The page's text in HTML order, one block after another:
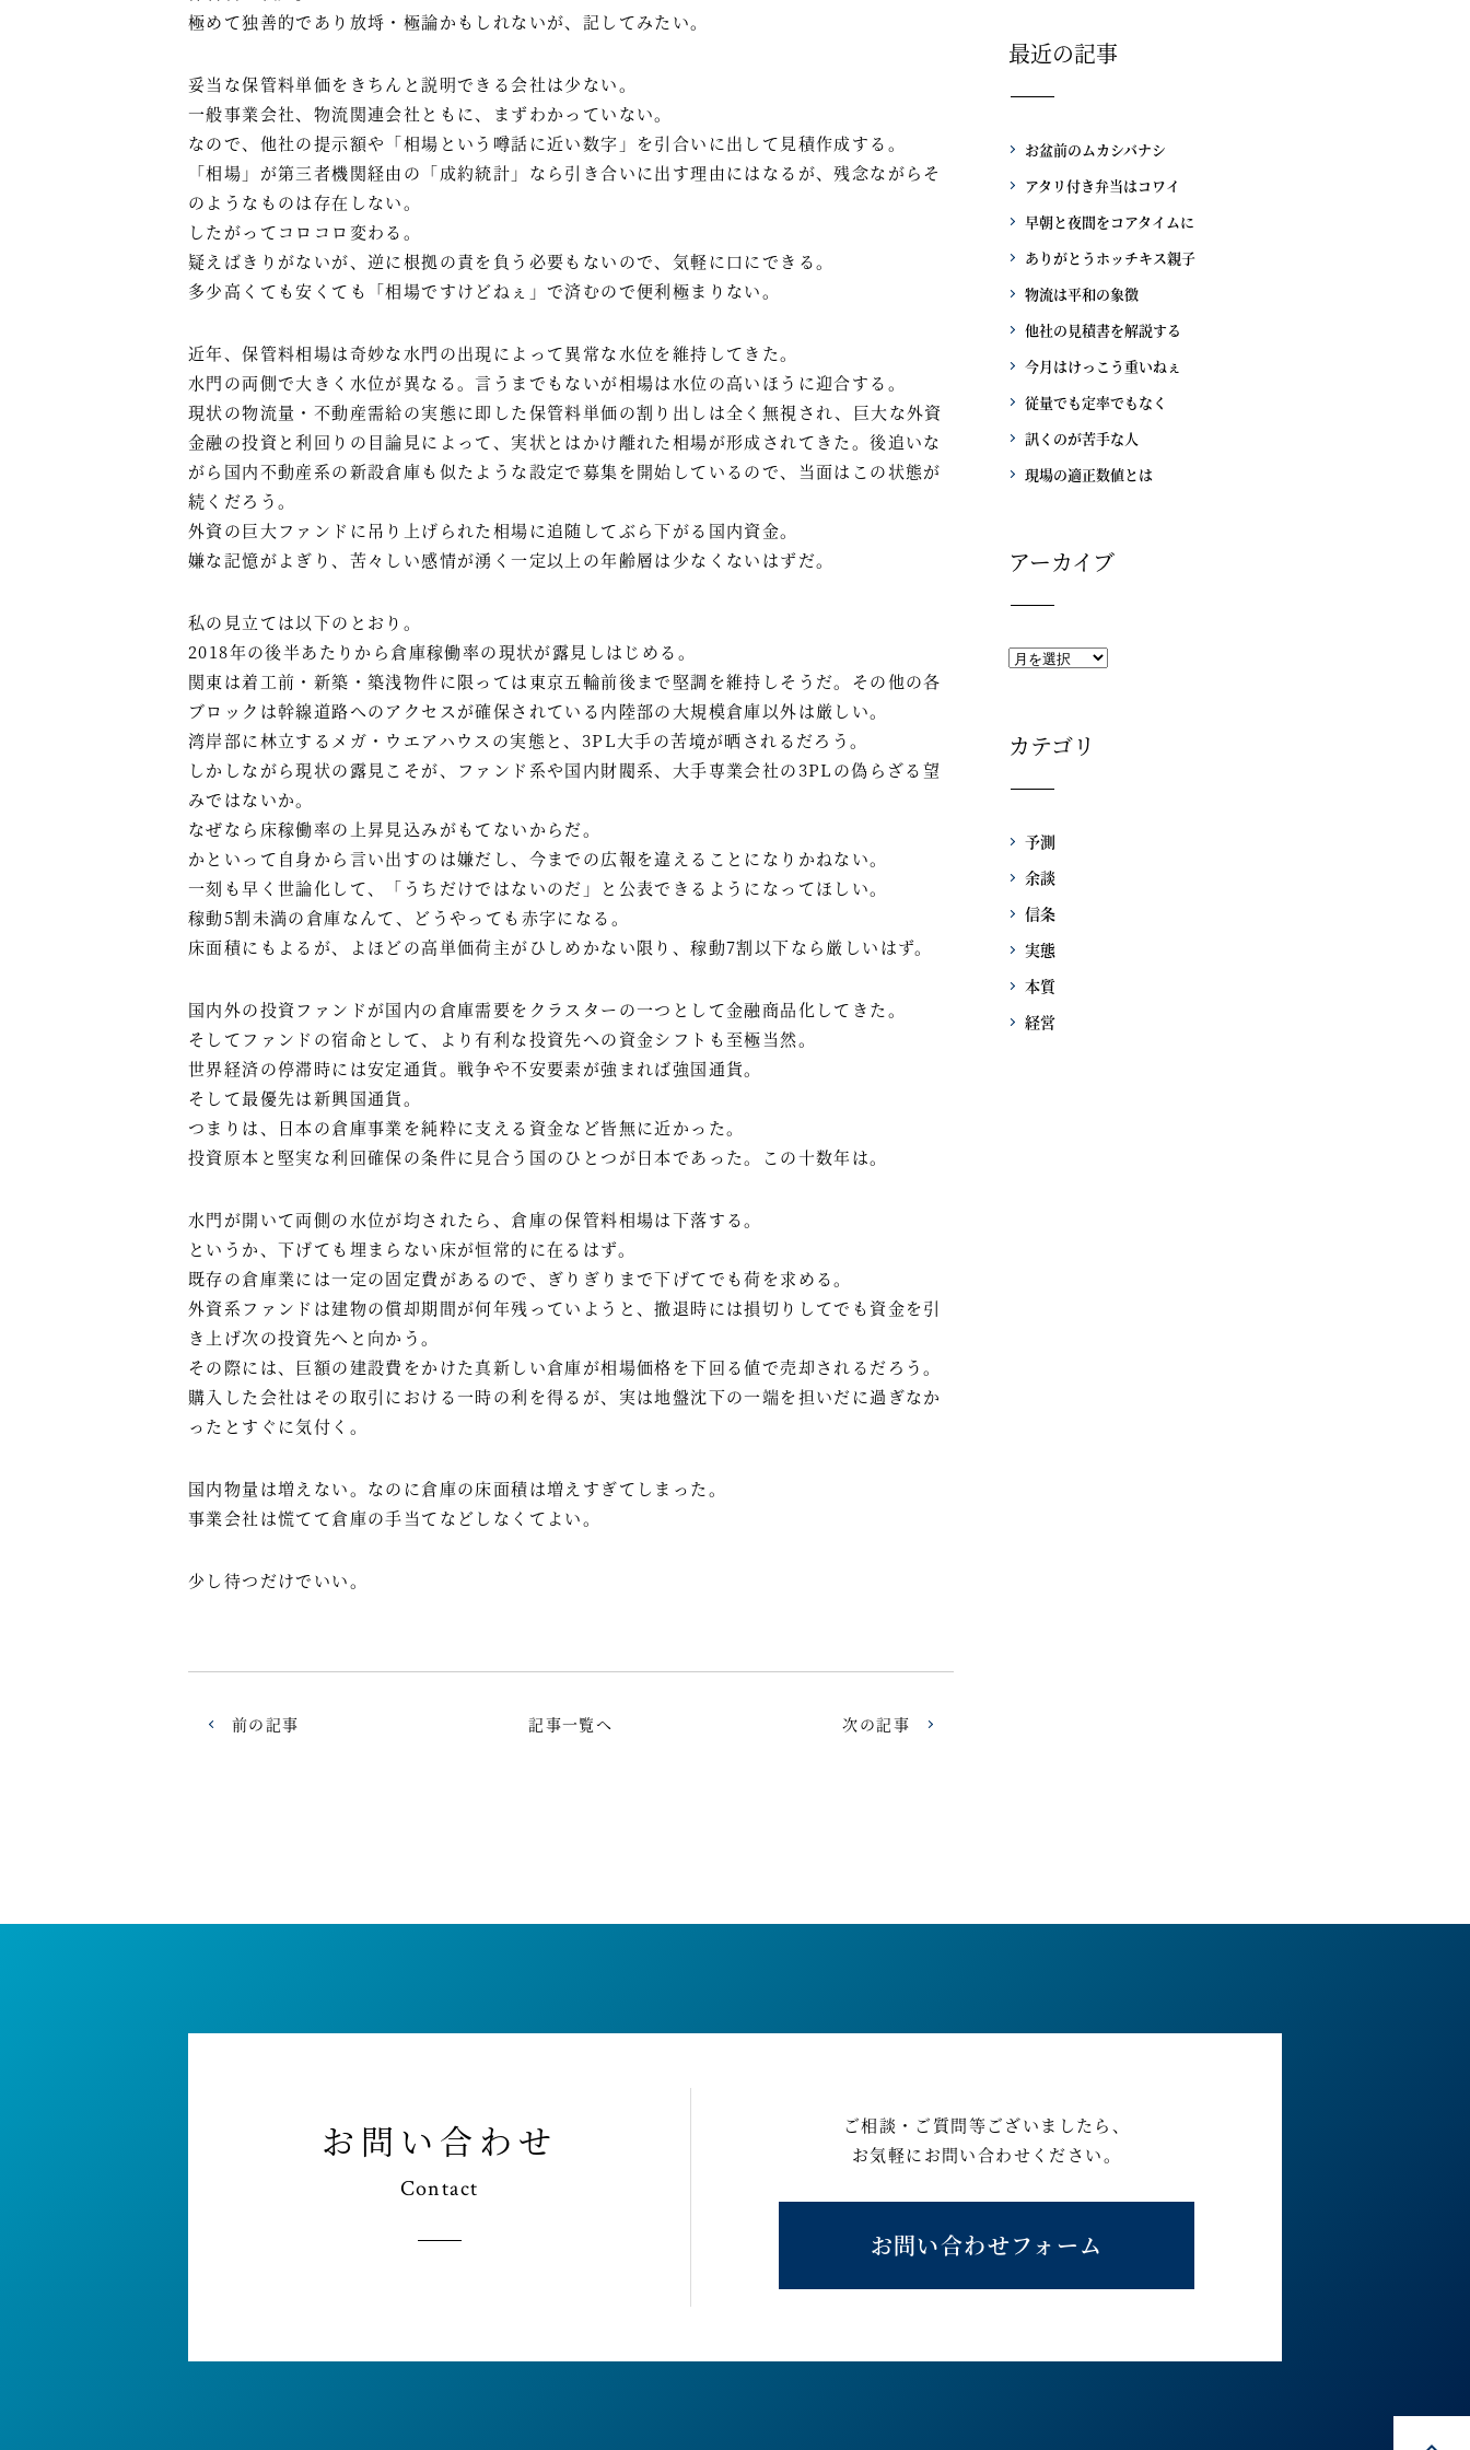
極めて独善的であり放埓・極論かもしれないが、記してみたい。
妥当な保管料単価をきちんと説明できる会社は少ない。
一般事業会社、物流関連会社ともに、まずわかっていない。
なので、他社の提示額や「相場という噂話に近い数字」を引合いに出して見積作成する。
「相場」が第三者機関経由の「成約統計」なら引き合いに出す理由にはなるが、残念ながらそ
のようなものは存在しない。
したがってコロコロ変わる。
疑えばきりがないが、逆に根拠の責を負う必要もないので、気軽に口にできる。
多少高くても安くても「相場ですけどねぇ」で済むので便利極まりない。
近年、保管料相場は奇妙な水門の出現によって異常な水位を維持してきた。
水門の両側で大きく水位が異なる。言うまでもないが相場は水位の高いほうに迎合する。
現状の物流量・不動産需給の実態に即した保管料単価の割り出しは全く無視され、巨大な外資
金融の投資と利回りの目論見によって、実状とはかけ離れた相場が形成されてきた。後追いな
がら国内不動産系の新設倉庫も似たような設定で募集を開始しているので、当面はこの状態が
続くだろう。
外資の巨大ファンドに吊り上げられた相場に追随してぶら下がる国内資金。
嫌な記憶がよぎり、苦々しい感情が湧く一定以上の年齢層は少なくないはずだ。
私の見立ては以下のとおり。
2018年の後半あたりから倉庫稼働率の現状が露見しはじめる。
関東は着工前・新築・築浅物件に限っては東京五輪前後まで堅調を維持しそうだ。その他の各
ブロックは幹線道路へのアクセスが確保されている内陸部の大規模倉庫以外は厳しい。
湾岸部に林立するメガ・ウエアハウスの実態と、3PL大手の苦境が晒されるだろう。
しかしながら現状の露見こそが、ファンド系や国内財閥系、大手専業会社の3PLの偽らざる望
みではないか。
なぜなら床稼働率の上昇見込みがもてないからだ。
かといって自身から言い出すのは嫌だし、今までの広報を違えることになりかねない。
一刻も早く世論化して、「うちだけではないのだ」と公表できるようになってほしい。
稼動5割未満の倉庫なんて、どうやっても赤字になる。
床面積にもよるが、よほどの高単価荷主がひしめかない限り、稼動7割以下なら厳しいはず。
国内外の投資ファンドが国内の倉庫需要をクラスターの一つとして金融商品化してきた。
そしてファンドの宿命として、より有利な投資先への資金シフトも至極当然。
世界経済の停滞時には安定通貨。戦争や不安要素が強まれば強国通貨。
そして最優先は新興国通貨。
つまりは、日本の倉庫事業を純粋に支える資金など皆無に近かった。
投資原本と堅実な利回確保の条件に見合う国のひとつが日本であった。この十数年は。
水門が開いて両側の水位が均されたら、倉庫の保管料相場は下落する。
というか、下げても埋まらない床が恒常的に在るはず。
既存の倉庫業には一定の固定費があるので、ぎりぎりまで下げてでも荷を求める。
外資系ファンドは建物の償却期間が何年残っていようと、撤退時には損切りしてでも資金を引
き上げ次の投資先へと向かう。
その際には、巨額の建設費をかけた真新しい倉庫が相場価格を下回る値で売却されるだろう。
購入した会社はその取引における一時の利を得るが、実は地盤沈下の一端を担いだに過ぎなか
ったとすぐに気付く。
国内物量は増えない。なのに倉庫の床面積は増えすぎてしまった。
事業会社は慌てて倉庫の手当てなどしなくてよい。
少し待つだけでいい。
前の記事 記事一覧へ 次の記事
最近の記事
お盆前のムカシバナシ
アタリ付き弁当はコワイ
早朝と夜間をコアタイムに
ありがとうホッチキス親子
物流は平和の象徴
他社の見積書を解説する
今月はけっこう重いねぇ
従量でも定率でもなく
訊くのが苦手な人
現場の適正数値とは
アーカイブ
カテゴリ
予測
余談
信条
実態
本質
経営
お問い合わせ
Contact
ご相談・ご質問等ございましたら、
お気軽にお問い合わせください。
お問い合わせフォーム